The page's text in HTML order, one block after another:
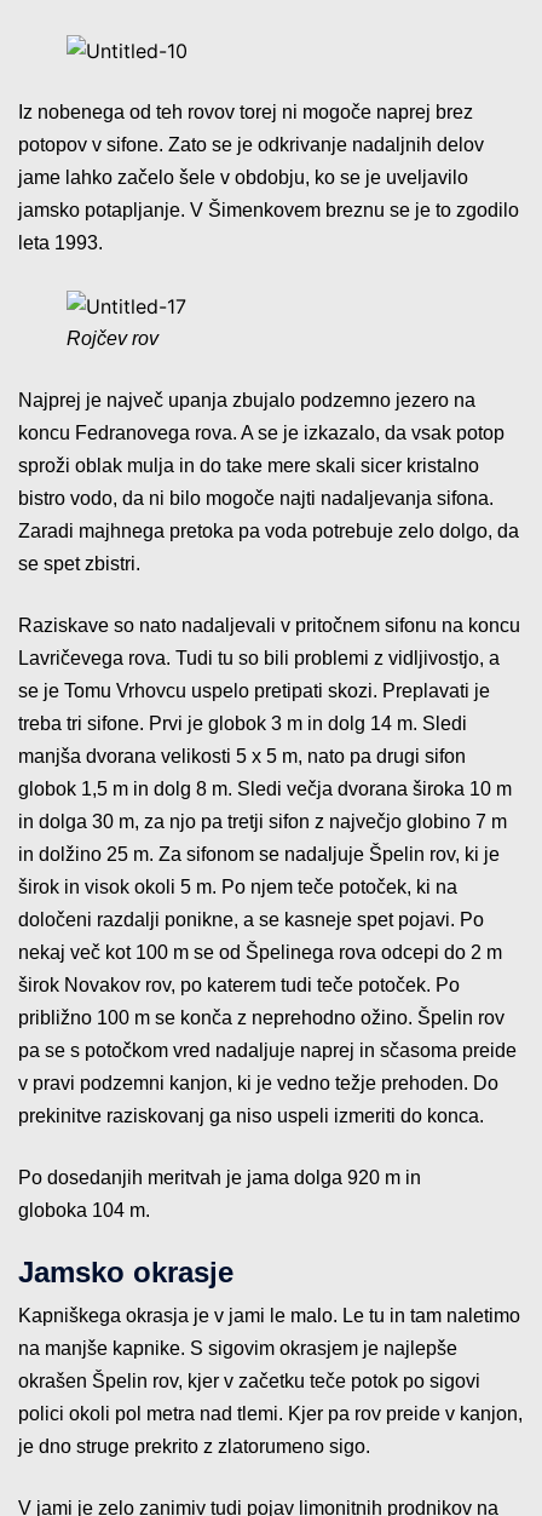
Iz nobenega od teh rovov torej ni mogoče naprej brez
potopov v sifone. Zato se je odkrivanje nadaljnih delov
jame lahko začelo šele v obdobju, ko se je uveljavilo
jamsko potapljanje. V Šimenkovem breznu se je to zgodilo
leta 1993.
Rojčev rov
Najprej je največ upanja zbujalo podzemno jezero na
koncu Fedranovega rova. A se je izkazalo, da vsak potop
sproži oblak mulja in do take mere skali sicer kristalno
bistro vodo, da ni bilo mogoče najti nadaljevanja sifona.
Zaradi majhnega pretoka pa voda potrebuje zelo dolgo, da
se spet zbistri.
Raziskave so nato nadaljevali v pritočnem sifonu na koncu
Lavričevega rova. Tudi tu so bili problemi z vidljivostjo, a
se je Tomu Vrhovcu uspelo pretipati skozi. Preplavati je
treba tri sifone. Prvi je globok 3 m in dolg 14 m. Sledi
manjša dvorana velikosti 5 x 5 m, nato pa drugi sifon
globok 1,5 m in dolg 8 m. Sledi večja dvorana široka 10 m
in dolga 30 m, za njo pa tretji sifon z največjo globino 7 m
in dolžino 25 m. Za sifonom se nadaljuje Špelin rov, ki je
širok in visok okoli 5 m. Po njem teče potoček, ki na
določeni razdalji ponikne, a se kasneje spet pojavi. Po
nekaj več kot 100 m se od Špelinega rova odcepi do 2 m
širok Novakov rov, po katerem tudi teče potoček. Po
približno 100 m se konča z neprehodno ožino. Špelin rov
pa se s potočkom vred nadaljuje naprej in sčasoma preide
v pravi podzemni kanjon, ki je vedno težje prehoden. Do
prekinitve raziskovanj ga niso uspeli izmeriti do konca.
Po dosedanjih meritvah je jama dolga 920 m in
globoka 104 m.
Jamsko okrasje
Kapniškega okrasja je v jami le malo. Le tu in tam naletimo
na manjše kapnike. S sigovim okrasjem je najlepše
okrašen Špelin rov, kjer v začetku teče potok po sigovi
polici okoli pol metra nad tlemi. Kjer pa rov preide v kanjon,
je dno struge prekrito z zlatorumeno sigo.
V jami je zelo zanimiv tudi pojav limonitnih prodnikov na